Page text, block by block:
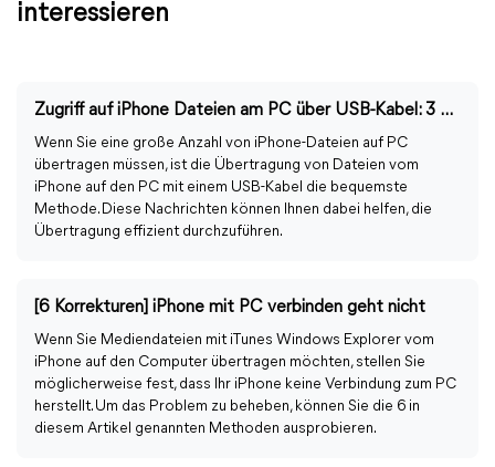
interessieren
Zugriff auf iPhone Dateien am PC über USB-Kabel: 3 Möglichkeiten
Wenn Sie eine große Anzahl von iPhone-Dateien auf PC
übertragen müssen, ist die Übertragung von Dateien vom
iPhone auf den PC mit einem USB-Kabel die bequemste
Methode. Diese Nachrichten können Ihnen dabei helfen, die
Übertragung effizient durchzuführen.
[6 Korrekturen] iPhone mit PC verbinden geht nicht
Wenn Sie Mediendateien mit iTunes Windows Explorer vom
iPhone auf den Computer übertragen möchten, stellen Sie
möglicherweise fest, dass Ihr iPhone keine Verbindung zum PC
herstellt. Um das Problem zu beheben, können Sie die 6 in
diesem Artikel genannten Methoden ausprobieren.